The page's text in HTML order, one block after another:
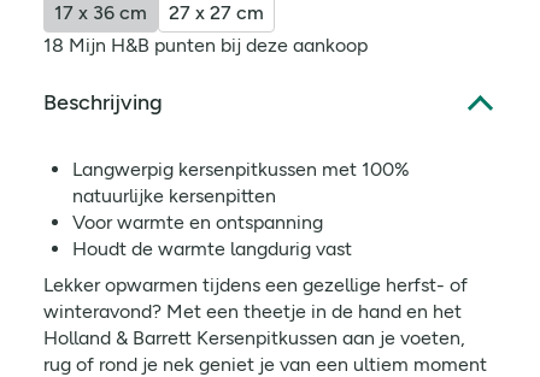
17 x 36 cm
27 x 27 cm
18 Mijn H&B punten bij deze aankoop
Beschrijving
Langwerpig kersenpitkussen met 100%
natuurlijke kersenpitten
Voor warmte en ontspanning
Houdt de warmte langdurig vast
Lekker opwarmen tijdens een gezellige herfst- of
winteravond? Met een theetje in de hand en het
Holland & Barrett Kersenpitkussen aan je voeten,
rug of rond je nek geniet je van een ultiem moment